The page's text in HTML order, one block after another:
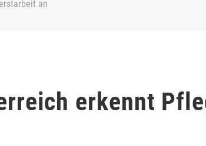
an
erkennt